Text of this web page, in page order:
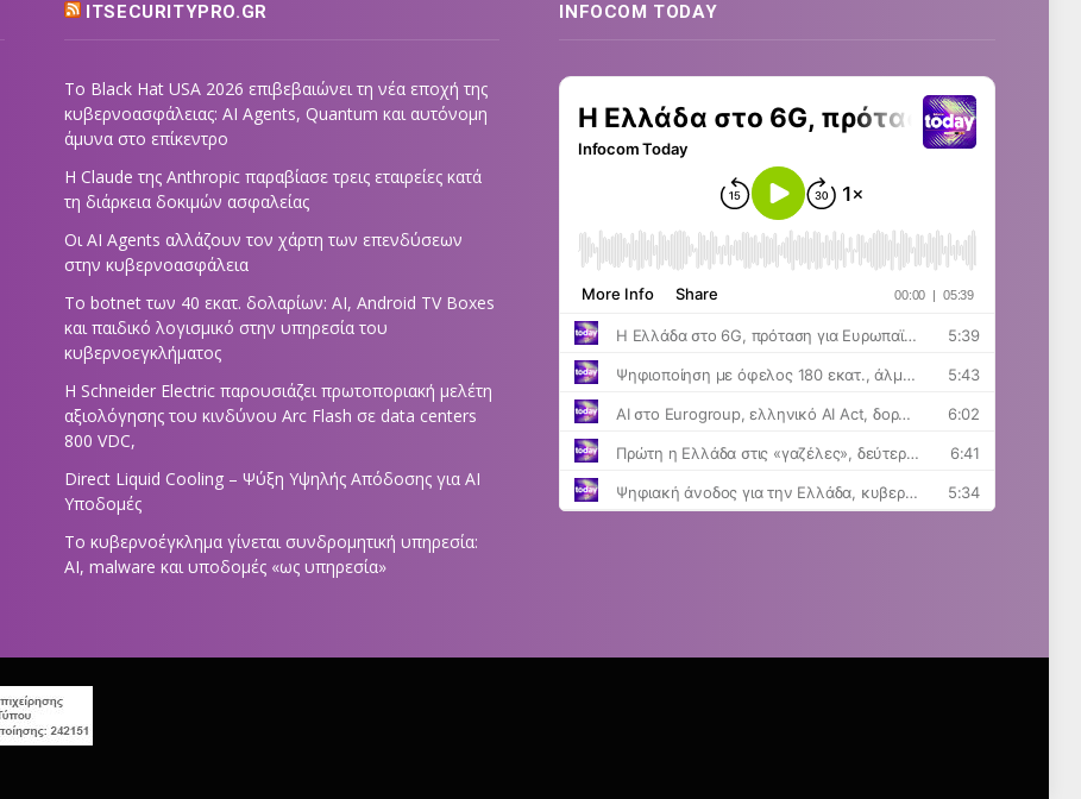
ITSECURITYPRO.GR
Το Black Hat USA 2026 επιβεβαιώνει τη νέα εποχή της
κυβερνοασφάλειας: AI Agents, Quantum και αυτόνομη
άμυνα στο επίκεντρο
Η Claude της Anthropic παραβίασε τρεις εταιρείες κατά
τη διάρκεια δοκιμών ασφαλείας
Οι AI Agents αλλάζουν τον χάρτη των επενδύσεων
στην κυβερνοασφάλεια
Το botnet των 40 εκατ. δολαρίων: AI, Android TV Boxes
και παιδικό λογισμικό στην υπηρεσία του
κυβερνοεγκλήματος
Η Schneider Electric παρουσιάζει πρωτοποριακή μελέτη
αξιολόγησης του κινδύνου Arc Flash σε data centers
800 VDC,
Direct Liquid Cooling – Ψύξη Υψηλής Απόδοσης για AI
Υποδομές
Το κυβερνοέγκλημα γίνεται συνδρομητική υπηρεσία:
AI, malware και υποδομές «ως υπηρεσία»
INFOCOM TODAY